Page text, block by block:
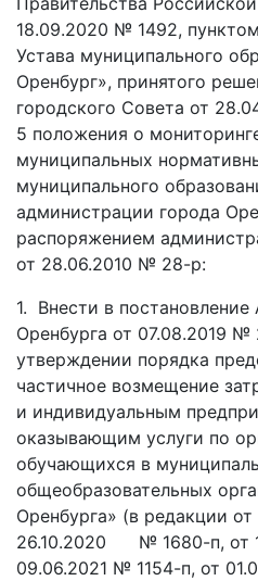
18.09.2020 № 1492,
Устава муниципального
Оренбург», принятого
городского Совета от
5 положения о
муниципальных
муниципального
администрации города
распоряжением
от 28.06.2010 № 28-р:
1. Внести в
Оренбурга от 07.08.2019 №
утверждении порядка
частичное возмещение
и индивидуальным
оказывающим услуги по
обучающихся в
общеобразовательных
Оренбурга» (в редакции
26.10.2020 № 1680-п, от
09.06.2021 № 1154-п, от